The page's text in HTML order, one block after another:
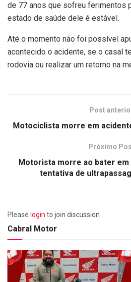
de 77 anos que sofreu ferimentos
estado de saúde dele é estável.
Até o momento não foi possível
acontecido o acidente, se o casal
rodovia ou realizar um retorno na
Post
Motociclista morre em
Próximo
Motorista morre ao bater em
tentativa de
Please login to join discussion
Cabral Motor